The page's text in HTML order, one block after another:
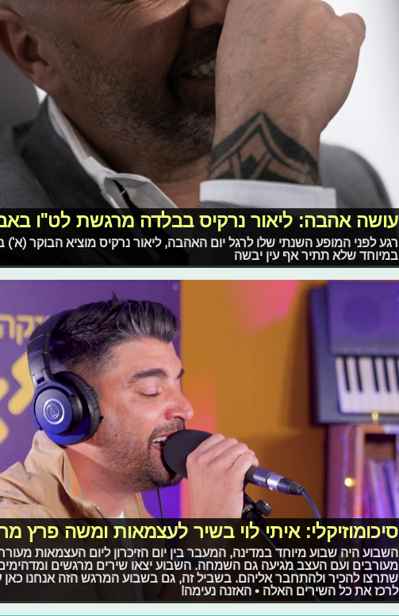
עושה אהבה: ליאור נרקיס בבלדה מרגשת לט"ו
רגע לפני המופע השנתי שלו לרגל יום האהבה, ליאור נרקיס מוציא הבוקר
במיוחד שלא תתיר אף עין יבשה
סיכומוזיקלי: איתי לוי בשיר לעצמאות ומשה פרץ
השבוע היה שבוע מיוחד במדינה, המעבר בין יום הזיכרון ליום העצמאות
מעורבים ועם העצב מגיעה גם השמחה. השבוע יצאו שירים מרגשים
שתרצו להכיר ולהתחבר אליהם. בשביל זה, גם בשבוע המרגש הזה אנחנו כאן
לרכז את כל השירים האלה • האזנה נעימה!